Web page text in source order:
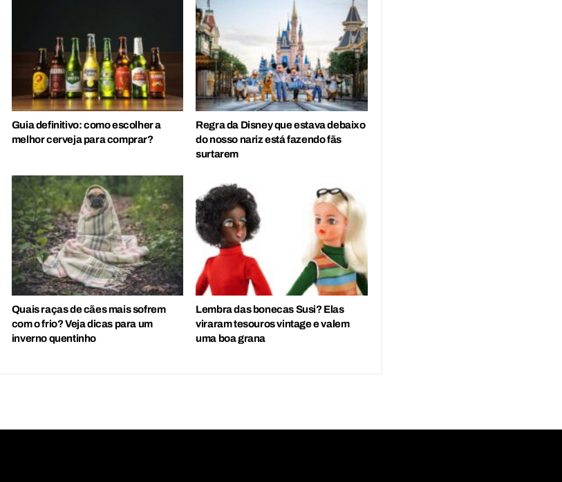
Guia definitivo: como escolher a
melhor cerveja para comprar?
Regra da Disney que estava debaixo
do nosso nariz está fazendo fãs
surtarem
Quais raças de cães mais sofrem
com o frio? Veja dicas para um
inverno quentinho
Lembra das bonecas Susi? Elas
viraram tesouros vintage e valem
uma boa grana